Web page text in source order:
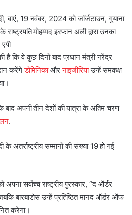
बाएं, 19 नवंबर, 2024 को जॉर्जटाउन, गुयाना
मोहम्मद इरफान अली द्वारा उनका
है कि वे कुछ दिनों बाद प्रधान मंत्री नरेंद्र
करेंगेडोमिनिकाऔरनाइजीरियाउन्हें समकक्ष
बाद अपनी तीन देशों की यात्रा के अंतिम चरण
.
के अंतर्राष्ट्रीय सम्मानों की संख्या 19 हो गई
अपना सर्वोच्च राष्ट्रीय पुरस्कार, “द ऑर्डर
बारबाडोस उन्हें प्रतिष्ठित मानद ऑर्डर ऑफ
करेगा।